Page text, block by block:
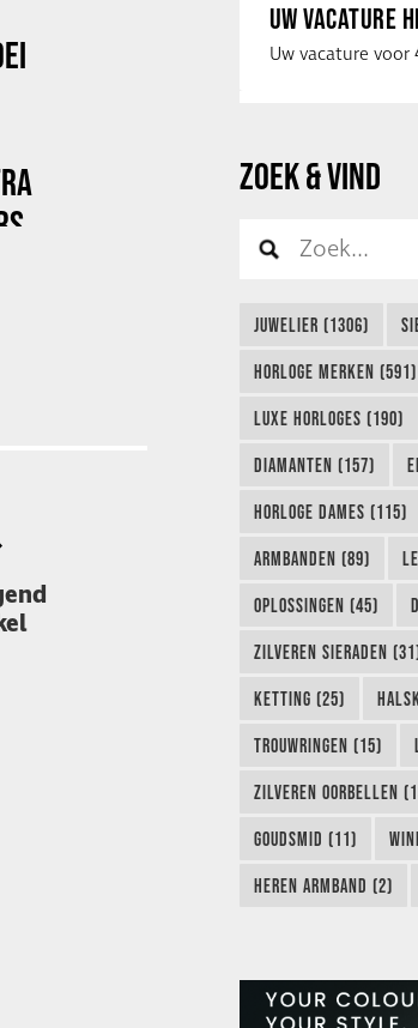
UW VACATURE
ZOEK & VIND
JUWELIER (1306)
HORLOGE MERKEN (591)
LUXE HORLOGES (190)
DIAMANTEN (157)
HORLOGE DAMES (115)
ARMBANDEN (89)
OPLOSSINGEN (45)
ZILVEREN SIERADEN
KETTING (25)
TROUWRINGEN (15)
ZILVEREN OORBELLEN
GOUDSMID (11)
HEREN ARMBAND (2)